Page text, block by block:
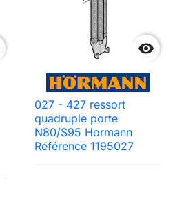

027 - 427 ressort
quadruple porte
N80/S95 Hormann
Référence 1195027
Need-door